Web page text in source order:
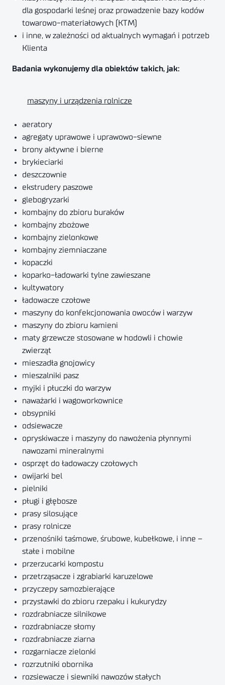
dla gospodarki leśnej oraz prowadzenie bazy kodów
towarowo-materiałowych (KTM)
i inne, w zależności od aktualnych wymagań i potrzeb
Klienta
Badania wykonujemy dla obiektów takich, jak:
maszyny i urządzenia rolnicze
aeratory
agregaty uprawowe i uprawowo-siewne
brony aktywne i bierne
brykieciarki
deszczownie
ekstrudery paszowe
glebogryzarki
kombajny do zbioru buraków
kombajny zbożowe
kombajny zielonkowe
kombajny ziemniaczane
kopaczki
koparko-ładowarki tylne zawieszane
kultywatory
ładowacze czołowe
maszyny do konfekcjonowania owoców i warzyw
maszyny do zbioru kamieni
maty grzewcze stosowane w hodowli i chowie
zwierząt
mieszadła gnojowicy
mieszalniki pasz
myjki i płuczki do warzyw
naważarki i wagoworkownice
obsypniki
odsiewacze
opryskiwacze i maszyny do nawożenia płynnymi
nawozami mineralnymi
osprzęt do ładowaczy czołowych
owijarki bel
pielniki
pługi i głębosze
prasy silosujące
prasy rolnicze
przenośniki taśmowe, śrubowe, kubełkowe, i inne –
stałe i mobilne
przerzucarki kompostu
przetrząsacze i zgrabiarki karuzelowe
przyczepy samozbierające
przystawki do zbioru rzepaku i kukurydzy
rozdrabniacze silnikowe
rozdrabniacze słomy
rozdrabniacze ziarna
rozgarniacze zielonki
rozrzutniki obornika
rozsiewacze i siewniki nawozów stałych